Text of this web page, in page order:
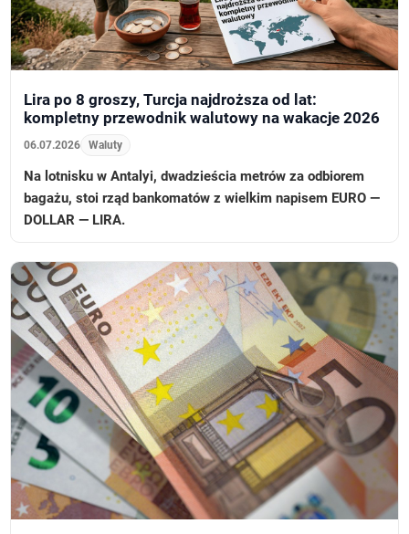
Lira po 8 groszy, Turcja najdroższa od lat:
kompletny przewodnik walutowy na wakacje 2026
06.07.2026 Waluty
Na lotnisku w Antalyi, dwadzieścia metrów za odbiorem
bagażu, stoi rząd bankomatów z wielkim napisem EURO —
DOLLAR — LIRA.